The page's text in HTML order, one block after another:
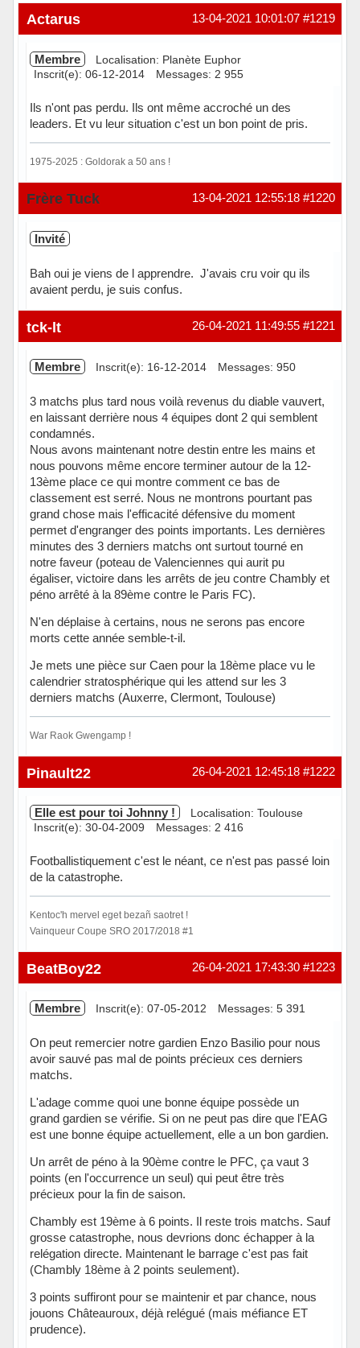
#1219
13-04-2021 10:01:07
Actarus
Membre
Localisation: Planète Euphor
Inscrit(e): 06-12-2014
Messages: 2 955
Ils n'ont pas perdu. Ils ont même accroché un des
leaders. Et vu leur situation c'est un bon point de pris.
1975-2025 : Goldorak a 50 ans !
Hors ligne #1220
13-04-2021 12:55:18
Frère Tuck
Invité
Bah oui je viens de l apprendre. J'avais cru voir qu ils
avaient perdu, je suis confus.
#1221
26-04-2021 11:49:55
tck-lt
Membre Inscrit(e): 16-12-2014 Messages: 950
3 matchs plus tard nous voilà revenus du diable vauvert,
en laissant derrière nous 4 équipes dont 2 qui semblent
condamnés.
Nous avons maintenant notre destin entre les mains et
nous pouvons même encore terminer autour de la 12-
13ème place ce qui montre comment ce bas de
classement est serré. Nous ne montrons pourtant pas
grand chose mais l'efficacité défensive du moment
permet d'engranger des points importants. Les dernières
minutes des 3 derniers matchs ont surtout tourné en
notre faveur (poteau de Valenciennes qui aurit pu
égaliser, victoire dans les arrêts de jeu contre Chambly et
péno arrêté à la 89ème contre le Paris FC).
N'en déplaise à certains, nous ne serons pas encore
morts cette année semble-t-il.
Je mets une pièce sur Caen pour la 18ème place vu le
calendrier stratosphérique qui les attend sur les 3
derniers matchs (Auxerre, Clermont, Toulouse)
War Raok Gwengamp !
Hors ligne #1222
26-04-2021 12:45:18
Pinault22
Elle est pour toi Johnny !
Localisation: Toulouse
Inscrit(e): 30-04-2009
Messages: 2 416
Footballistiquement c'est le néant, ce n'est pas passé loin
de la catastrophe.
Kentoc'h mervel eget bezañ saotret !
Vainqueur Coupe SRO 2017/2018 #1
Hors ligne #1223
26-04-2021 17:43:30
BeatBoy22
Membre Inscrit(e): 07-05-2012 Messages: 5 391
On peut remercier notre gardien Enzo Basilio pour nous
avoir sauvé pas mal de points précieux ces derniers
matchs.
L'adage comme quoi une bonne équipe possède un
grand gardien se vérifie. Si on ne peut pas dire que l'EAG
est une bonne équipe actuellement, elle a un bon gardien.
Un arrêt de péno à la 90ème contre le PFC, ça vaut 3
points (en l'occurrence un seul) qui peut être très
précieux pour la fin de saison.
Chambly est 19ème à 6 points. Il reste trois matchs. Sauf
grosse catastrophe, nous devrions donc échapper à la
relégation directe. Maintenant le barrage c'est pas fait
(Chambly 18ème à 2 points seulement).
3 points suffiront pour se maintenir et par chance, nous
jouons Châteauroux, déjà relégué (mais méfiance ET
prudence).